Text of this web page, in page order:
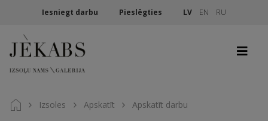
Iesniegt darbu Pieslēgties LV EN RU
Izsoles Apskatīt Apskatīt darbu